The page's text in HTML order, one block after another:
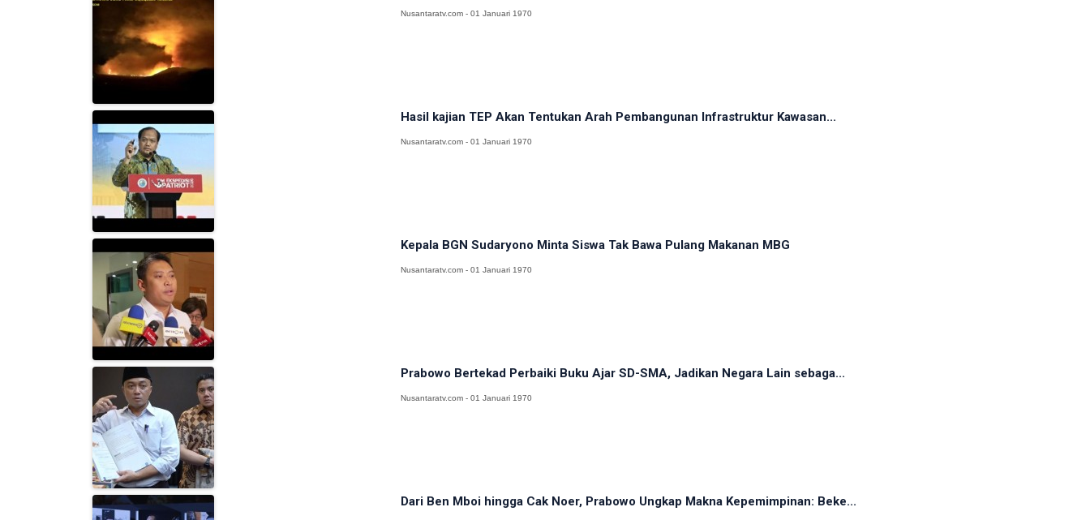
Nusantaratv.com - 01 Januari 1970
Hasil kajian TEP Akan Tentukan Arah Pembangunan Infrastruktur Kawasan...
Nusantaratv.com - 01 Januari 1970
Kepala BGN Sudaryono Minta Siswa Tak Bawa Pulang Makanan MBG
Nusantaratv.com - 01 Januari 1970
Prabowo Bertekad Perbaiki Buku Ajar SD-SMA, Jadikan Negara Lain sebaga...
Nusantaratv.com - 01 Januari 1970
Dari Ben Mboi hingga Cak Noer, Prabowo Ungkap Makna Kepemimpinan: Beke...